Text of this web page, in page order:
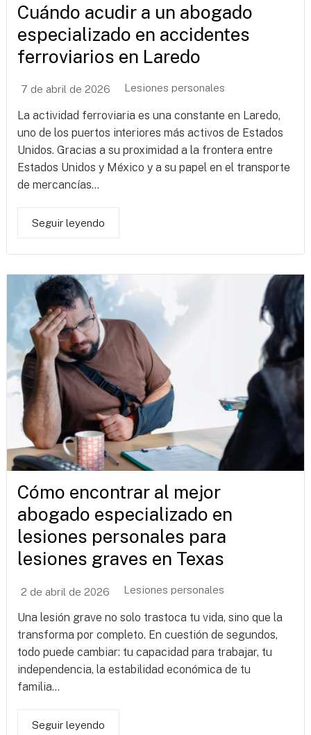
Cuándo acudir a un abogado
especializado en accidentes
ferroviarios en Laredo
7 de abril de 2026 Lesiones personales
La actividad ferroviaria es una constante en Laredo,
uno de los puertos interiores más activos de Estados
Unidos. Gracias a su proximidad a la frontera entre
Estados Unidos y México y a su papel en el transporte
de mercancías...
Seguir leyendo
Cómo encontrar al mejor
abogado especializado en
lesiones personales para
lesiones graves en Texas
2 de abril de 2026 Lesiones personales
Una lesión grave no solo trastoca tu vida, sino que la
transforma por completo. En cuestión de segundos,
todo puede cambiar: tu capacidad para trabajar, tu
independencia, la estabilidad económica de tu
familia...
Seguir leyendo